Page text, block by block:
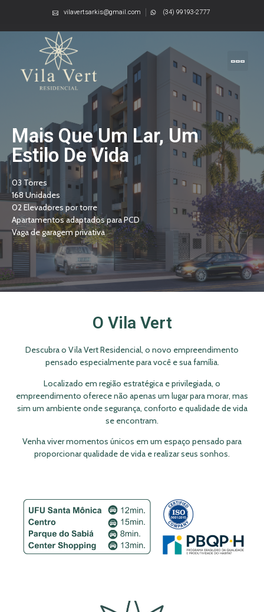
vilavertsarkis@gmail.com (34) 99193-2777
Mais Que Um Lar, Um
Estilo De Vida
03 Torres
168 Unidades
02 Elevadores por torre
Apartamentos adaptados para PCD
Vaga de garagem privativa
O Vila Vert
Descubra o Vila Vert Residencial, o novo empreendimento
pensado especialmente para você e sua família.
Localizado em região estratégica e privilegiada, o
empreendimento oferece não apenas um lugar para morar, mas
sim um ambiente onde segurança, conforto e qualidade de vida
se encontram.
Venha viver momentos únicos em um espaço pensado para
proporcionar qualidade de vida e realizar seus sonhos.